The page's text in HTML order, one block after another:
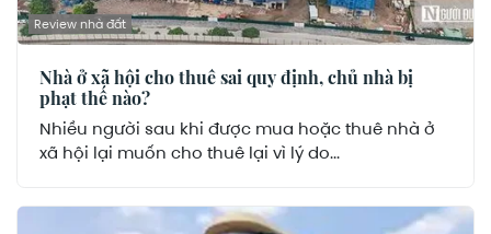
Review nhà đất
Nhà ở xã hội cho thuê sai quy định, chủ nhà bị
phạt thế nào?
Nhiều người sau khi được mua hoặc thuê nhà ở
xã hội lại muốn cho thuê lại vì lý do...